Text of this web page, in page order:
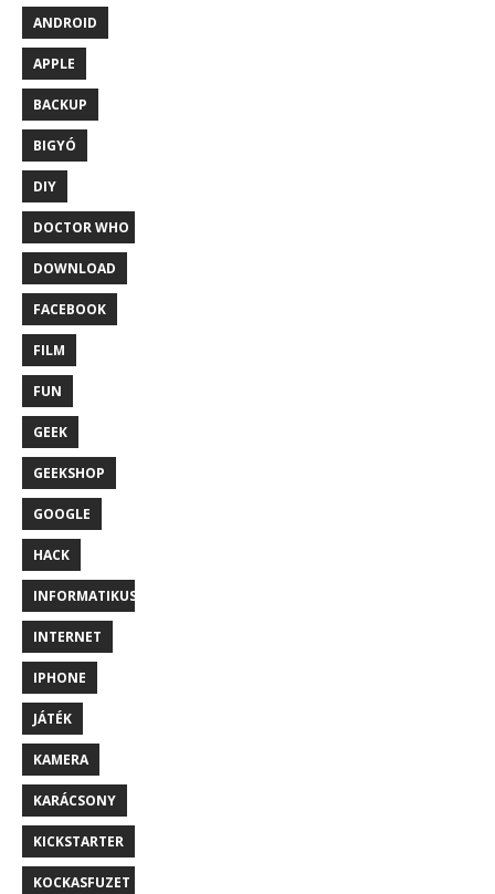
ANDROID
APPLE
BACKUP
BIGYÓ
DIY
DOCTOR WHO
DOWNLOAD
FACEBOOK
FILM
FUN
GEEK
GEEKSHOP
GOOGLE
HACK
INFORMATIKUS
INTERNET
IPHONE
JÁTÉK
KAMERA
KARÁCSONY
KICKSTARTER
KOCKASFUZET